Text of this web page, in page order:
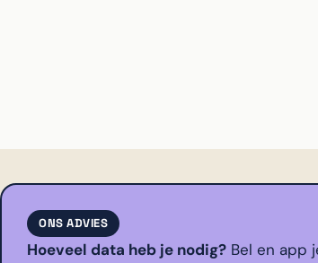
ONS ADVIES
Hoeveel data heb je nodig? Bel en app